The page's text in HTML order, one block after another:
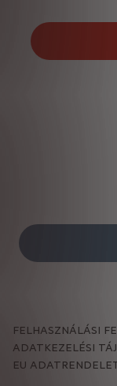
FELHASZNÁLÁSI
ADATKEZELÉSI
EU